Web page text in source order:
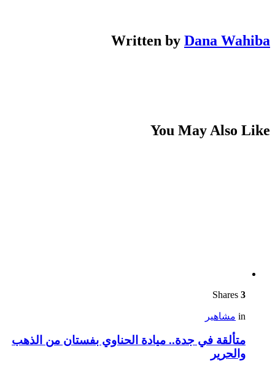
Written by Dana Wahiba
You May Also Like
3
in مشاهير
متألقة في جدة.. ميادة الحناوي بفستان من الذهب
والحرير